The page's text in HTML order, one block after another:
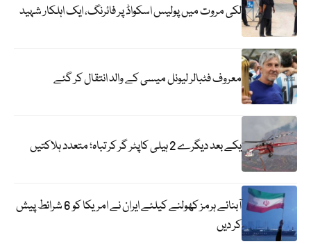
لکی مروت میں پولیس اسکواڈ پر فائرنگ، ایک اہلکار شہید
معروف فٹبالر لیونل میسی کے والد انتقال کر گئے
یکے بعد دیگرے 2 ہیلی کاپٹر گر کر تباہ؛ متعدد ہلاکتیں
آبنائے ہرمز کھولنے کیلئے ایران نے امریکا کو 6 شرائط پیش
کر دیں